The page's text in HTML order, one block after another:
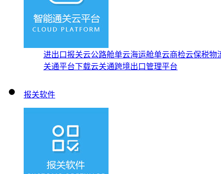
进出口报关云公路舱单云海运舱单云商检云保税物
关通平台下载云关通跨境出口管理平台
报关软件